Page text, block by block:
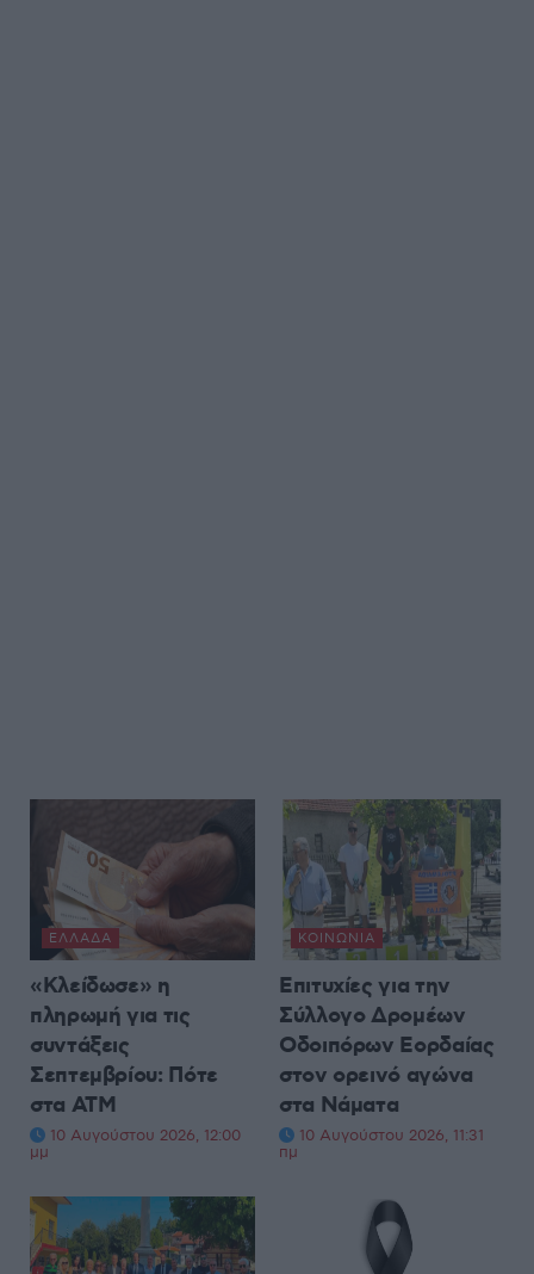
ΕΛΛΆΔΑ
«Κλείδωσε» η
πληρωμή για τις
συντάξεις
Σεπτεμβρίου: Πότε
στα ΑΤΜ
10 Αυγούστου 2026, 12:00
μμ
ΚΟΙΝΩΝΊΑ
Επιτυχίες για την
Σύλλογο Δρομέων
Οδοιπόρων Εορδαίας
στον ορεινό αγώνα
στα Νάματα
10 Αυγούστου 2026, 11:31
πμ